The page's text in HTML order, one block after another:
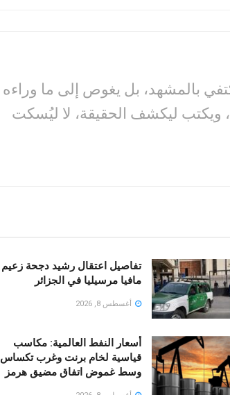
بالمشهد، بل يغوص إلى ما وراءه
ويكتب ليكشف الحقيقة، لا ليُسكت
تفاصيل اعتقال رشيد دجحة زعيم
مافيا مرسيليا في الجزائر
أغسطس 8, 2026
أسعار النفط العالمية: مكاسب
قياسية لخام برنت وغرب تكساس
وسط غموض اتفاق مضيق هرمز